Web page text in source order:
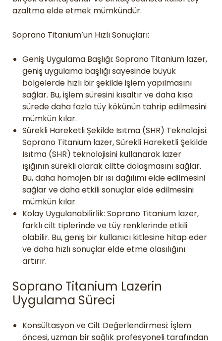
azaltma elde etmek mümkündür.
Soprano Titanium’un Hızlı Sonuçları:
Geniş Uygulama Başlığı: Soprano Titanium lazer,
geniş uygulama başlığı sayesinde büyük
bölgelerde hızlı bir şekilde işlem yapılmasını
sağlar. Bu, işlem süresini kısaltır ve daha kısa
sürede daha fazla tüy kökünün tahrip edilmesini
mümkün kılar.
Sürekli Hareketli Şekilde Isıtma (SHR) Teknolojisi:
Soprano Titanium lazer, Sürekli Hareketli Şekilde
Isıtma (SHR) teknolojisini kullanarak lazer
ışığının sürekli olarak ciltte dolaşmasını sağlar.
Bu, daha homojen bir ısı dağılımı elde edilmesini
sağlar ve daha etkili sonuçlar elde edilmesini
mümkün kılar.
Kolay Uygulanabilirlik: Soprano Titanium lazer,
farklı cilt tiplerinde ve tüy renklerinde etkili
olabilir. Bu, geniş bir kullanıcı kitlesine hitap eder
ve daha hızlı sonuçlar elde etme olasılığını
artırır.
Soprano Titanium Lazerin
Uygulama Süreci
Konsültasyon ve Cilt Değerlendirmesi: İşlem
öncesi, uzman bir sağlık profesyoneli tarafından